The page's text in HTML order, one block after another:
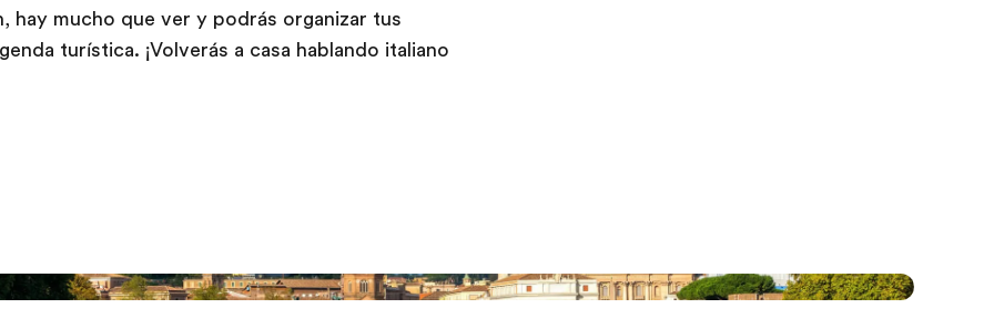
hay mucho que ver y podrás organizar tus
turística. ¡Volverás a casa hablando italiano